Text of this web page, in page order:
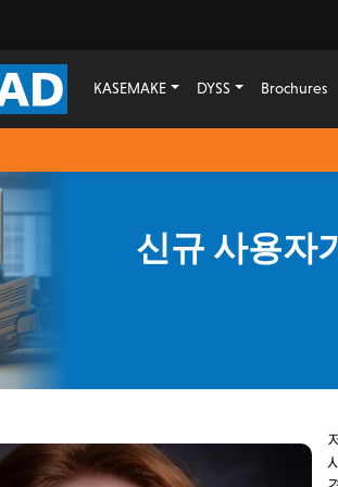
KASEMAKE DYSS Brochures
신규 사용자